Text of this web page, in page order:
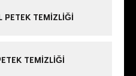
PETEK TEMIZLIĞI
TEMIZLIĞI